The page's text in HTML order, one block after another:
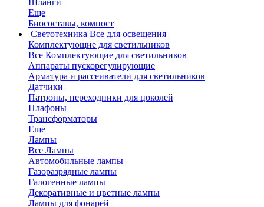
Шланги
Еще
Биосоставы, компост
Светотехника Все для освещения
Комплектующие для светильников
Все Комплектующие для светильников
Аппараты пускорегулирующие
Арматура и рассеиватели для светильников
Датчики
Патроны, переходники для цоколей
Плафоны
Трансформаторы
Еще
Лампы
Все Лампы
Автомобильные лампы
Газоразрядные лампы
Галогенные лампы
Декоративные и цветные лампы
Лампы для фонарей